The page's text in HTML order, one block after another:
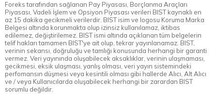
Foreks tarafından sağlanan Pay Piyasası, Borçlanma Araçları
Piyasası, Vadeli İşlem ve Opsiyon Piyasası verileri BIST kaynaklı en
az 15 dakika gecikmeli verilerdir. BIST isim ve logosu Koruma Marka
Belgesi altında korunmakta olup izinsiz kullanılamaz, iktibas
edilemez, değiştirilemez. BIST ismi altında açıklanan tüm belgelerin
telif hakları tamamen BIST'ye ait olup, tekrar yayınlanamaz. BIST,
verinin sekansı, doğruluğu ve tamlığı konusunda herhangi bir garanti
vermez. Veri yayınında oluşabilecek aksaklıklar, verinin ulaşmaması,
gecikmesi, eksik ulaşması, yanlış olması, veri yayın sistemindeki
perfomansın düşmesi veya kesintili olması gibi hallerde Alıcı, Alt Alıcı
ve / veya Kullanıcılarda oluşabilecek herhangi bir zarardan BIST
sorumlu değildir.